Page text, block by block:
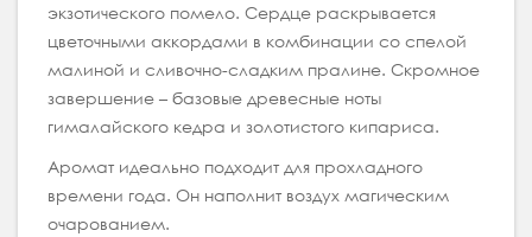
экзотического помело. Сердце раскрывается
цветочными аккордами в комбинации со спелой
малиной и сливочно-сладким пралине. Скромное
завершение – базовые древесные ноты
гималайского кедра и золотистого кипариса.
Аромат идеально подходит для прохладного
времени года. Он наполнит воздух магическим
очарованием.